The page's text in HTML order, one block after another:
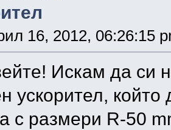
16, 2012, 06:26:15
Искам да си
ускорител,
с размери R-50